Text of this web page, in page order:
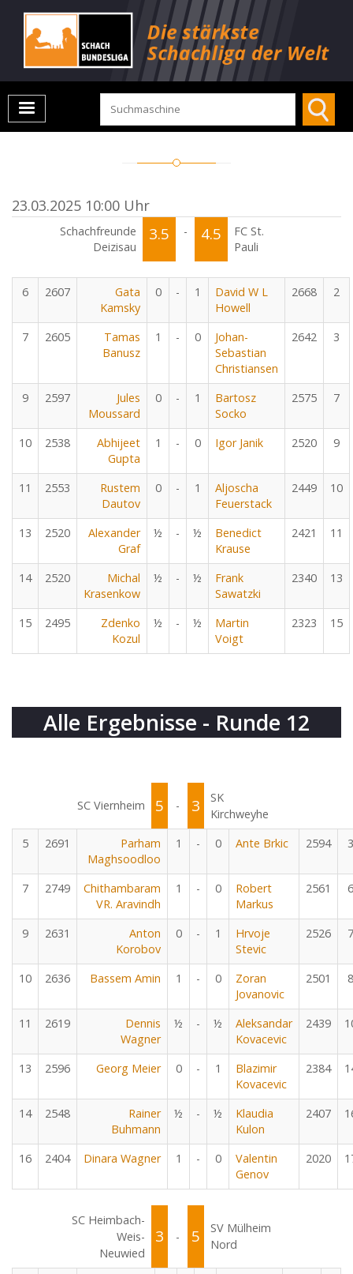
23.03.2025 10:00 Uhr
Schachfreunde
Deizisau
3.5 - 4.5
FC St.
Pauli
6 2607
Gata
Kamsky
0 - 1
David W L
Howell
2668 2
7 2605
Tamas
Banusz
1 - 0
Johan-
Sebastian
Christiansen
2642 3
9 2597
Jules
Moussard
0 - 1
Bartosz
Socko
2575 7
10 2538
Abhijeet
Gupta
1 - 0 Igor Janik 2520 9
11 2553
Rustem
Dautov
0 - 1
Aljoscha
Feuerstack
2449 10
13 2520
Alexander
Graf
½ - ½
Benedict
Krause
2421 11
14 2520
Michal
Krasenkow
½ - ½
Frank
Sawatzki
2340 13
15 2495
Zdenko
Kozul
½ - ½
Martin
Voigt
2323 15
Alle Ergebnisse - Runde 12
SC Viernheim 5 - 3
SK
Kirchweyhe
5
2691
Parham
Maghsoodloo
1 - 0 Ante Brkic 2594 3
7 2749
Chithambaram
VR. Aravindh
1 - 0
Robert
Markus
2561 6
9 2631
Anton
Korobov
0 - 1
Hrvoje
Stevic
2526 7
10 2636 Bassem Amin 1 - 0
Zoran
Jovanovic
2501 8
11 2619
Dennis
Wagner
½ - ½
Aleksandar
Kovacevic
2439
13 2596 Georg Meier 0 - 1
Blazimir
Kovacevic
2384
14 2548
Rainer
Buhmann
½ - ½
Klaudia
Kulon
2407
16 2404 Dinara Wagner 1 - 0
Valentin
Genov
2020
SC Heimbach-
Weis-
Neuwied
3 - 5
SV Mülheim
Nord